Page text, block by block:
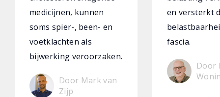
medicijnen, kunnen
soms spier-, been- en
voetklachten als
bijwerking veroorzaken.
Door Mark van
Zijp
en versterkt
fascia.
Door